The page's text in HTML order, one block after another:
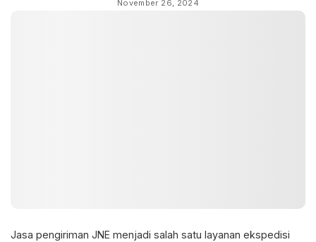
November 26, 2024
Jasa pengiriman JNE menjadi salah satu layanan ekspedisi